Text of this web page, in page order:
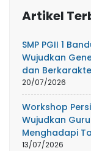
Artikel
SMP PGII 1
Wujudkan
dan
20/07/2026
Workshop
Wujudkan
Menghadapi
13/07/2026